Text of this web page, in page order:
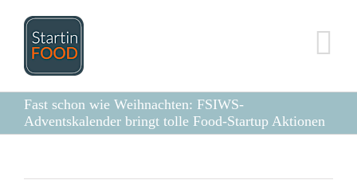
Inhalt
springen
Fast schon wie Weihnachten: FSIWS-
Adventskalender bringt tolle Food-Startup Aktionen